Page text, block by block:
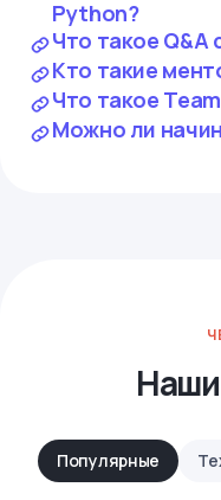
Python?
Что такое Q&A
Кто такие
Что такое
Можно ли
Популярные